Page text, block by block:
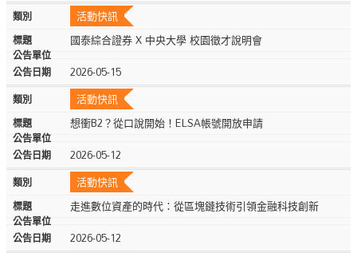
活動快訊
國泰綜合證券 X 中央大學 校園徵才說明會
2026-05-15
活動快訊
想衝B2？從口說開始！ELSA帳號開放申請
2026-05-12
活動快訊
走進數位資產的時代：從區塊鏈技術引領金融科技創新
2026-05-12